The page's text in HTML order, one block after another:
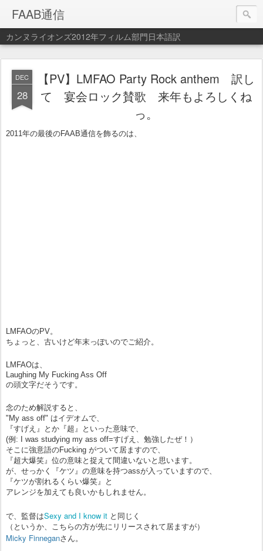
FAAB通信
カンヌライオンズ2012年フィルム部門日本語訳
DEC
28
【PV】LMFAO Party Rock anthem 訳し
て 宴会ロック賛歌 来年もよろしくね
っ。
2011年の最後のFAAB通信を飾るのは、
LMFAOのPV。
ちょっと、古いけど年末っぽいのでご紹介。
LMFAOは、
Laughing My Fucking Ass Off
の頭文字だそうです。
念のため解説すると、
"My ass off" はイデオムで、
『すげえ』とか『超』といった意味で、
(例: I was studying my ass off=すげえ、勉強したぜ！）
そこに強意語のFucking がついて居ますので、
『超大爆笑』位の意味と捉えて間違いないと思います。
が、せっかく『ケツ』の意味を持つassが入っていますので、
『ケツが割れるくらい爆笑』と
アレンジを加えても良いかもしれません。
で、監督はSexy and I know it と同じく
（というか、こちらの方が先にリリースされて居ますが）
Micky Finneganさん。